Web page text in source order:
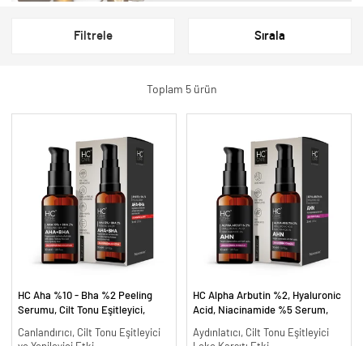
Filtrele Sırala
Toplam 5 ürün
HC Aha %10 - Bha %2 Peeling
Serumu, Cilt Tonu Eşitleyici,
Canlandırıcı, Cilt Tonu Eşitleyici
HC Alpha Arbutin %2, Hyaluronic
Acid, Niacinamide %5 Serum,
ml.
Aydınlatıcı, Cilt Tonu Eşitleyici